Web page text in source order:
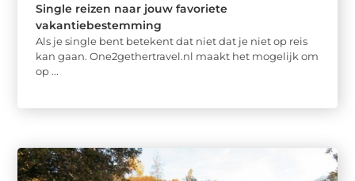
Single reizen naar jouw favoriete
vakantiebestemming
Als je single bent betekent dat niet dat je niet op reis
kan gaan. One2gethertravel.nl maakt het mogelijk om
op ...